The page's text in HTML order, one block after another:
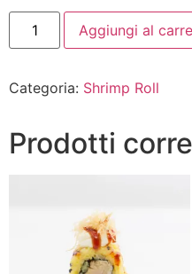
Aggiungi al
Categoria: Shrimp Roll
Prodotti